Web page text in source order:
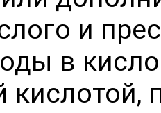
и
в
кислотой,